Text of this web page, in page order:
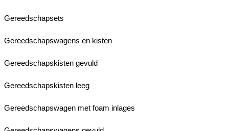
Gereedschapsets
Gereedschapswagens en kisten
Gereedschapskisten gevuld
Gereedschapskisten leeg
Gereedschapswagen met foam inlages